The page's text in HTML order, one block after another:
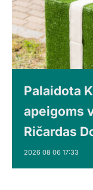
Palaidota
apeigoms
Ričardas
2026 08 06 17:33